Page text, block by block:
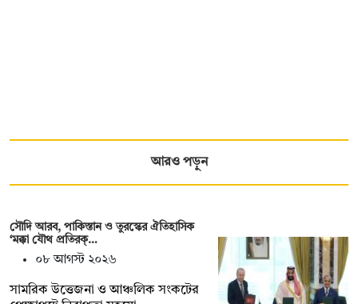
আরও পড়ুন
সৌদি আরব, পাকিস্তান ও তুরস্কের ঐতিহাসিক
‘মক্কা যৌথ প্রতিরক্…
০৮ আগস্ট ২০২৬
সামরিক উত্তেজনা ও আঞ্চলিক সংকটের